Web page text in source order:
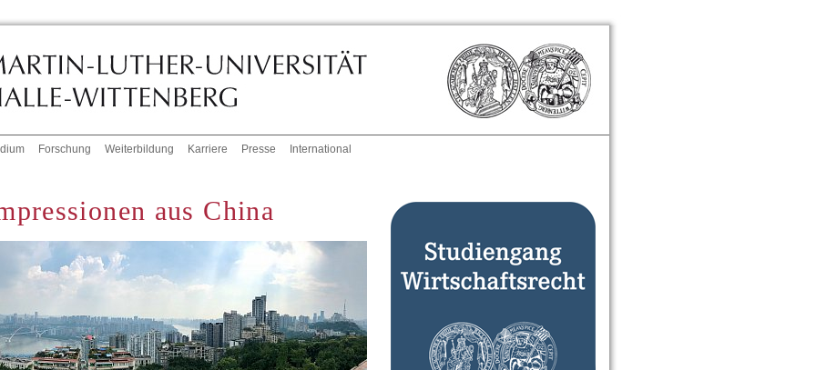
Forschung Weiterbildung Karriere Presse International
aus China